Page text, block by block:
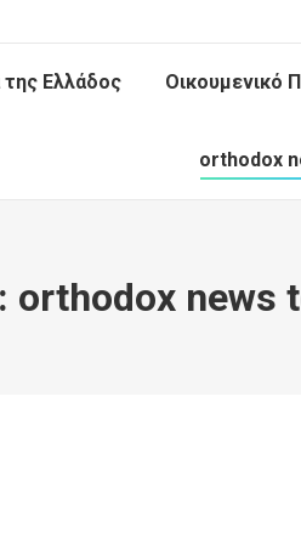
της Ελλάδος Οικουμενικό
orthodox
orthodox news